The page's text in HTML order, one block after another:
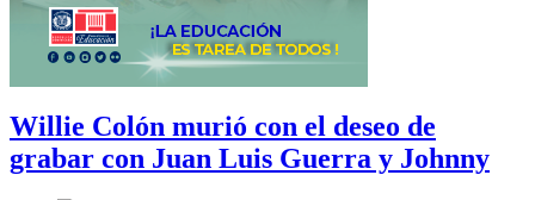
Willie Colón murió con el deseo de
grabar con Juan Luis Guerra y Johnny